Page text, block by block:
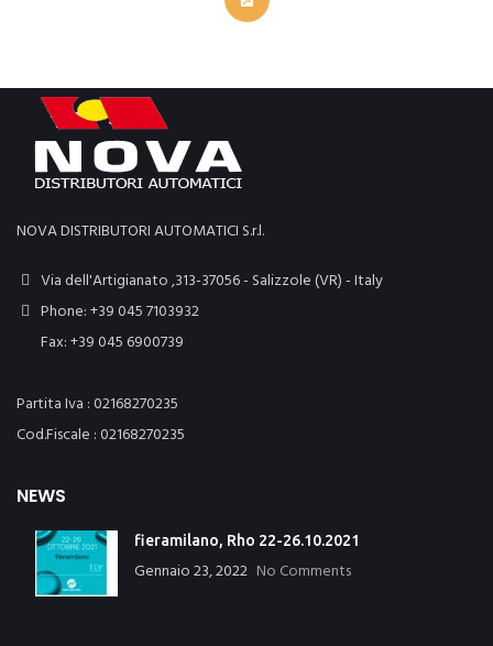
NOVA DISTRIBUTORI AUTOMATICI S.r.l.
Via dell'Artigianato ,313-37056 - Salizzole (VR) - Italy
Phone: +39 045 7103932
Fax: +39 045 6900739
Partita Iva : 02168270235
Cod.Fiscale : 02168270235
NEWS
fieramilano, Rho 22-26.10.2021
Gennaio 23, 2022 No Comments